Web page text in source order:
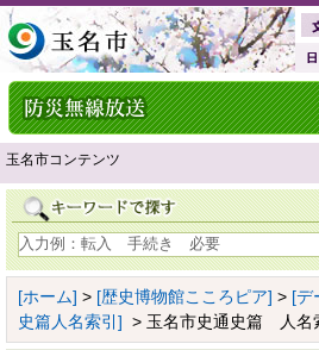
玉名市コンテンツ
[ホーム] > [歴史博物館こころピア] > [デ
史篇人名索引] > 玉名市史通史篇 人名